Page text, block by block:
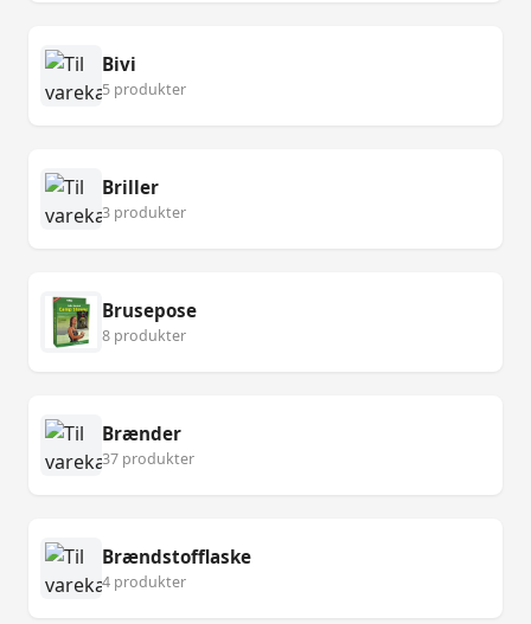
Bivi
5 produkter
Briller
3 produkter
Brusepose
8 produkter
Brænder
37 produkter
Brændstofflaske
4 produkter